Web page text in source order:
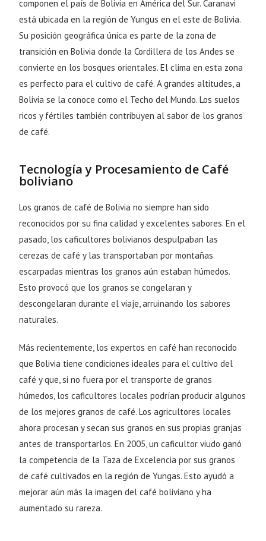
componen el país de Bolivia en América del Sur. Caranavi
está ubicada en la región de Yungus en el este de Bolivia.
Su posición geográfica única es parte de la zona de
transición en Bolivia donde la Cordillera de los Andes se
convierte en los bosques orientales. El clima en esta zona
es perfecto para el cultivo de café. A grandes altitudes, a
Bolivia se la conoce como el Techo del Mundo. Los suelos
ricos y fértiles también contribuyen al sabor de los granos
de café.
Tecnología y Procesamiento de Café
boliviano
Los granos de café de Bolivia no siempre han sido
reconocidos por su fina calidad y excelentes sabores. En el
pasado, los caficultores bolivianos despulpaban las
cerezas de café y las transportaban por montañas
escarpadas mientras los granos aún estaban húmedos.
Esto provocó que los granos se congelaran y
descongelaran durante el viaje, arruinando los sabores
naturales.
Más recientemente, los expertos en café han reconocido
que Bolivia tiene condiciones ideales para el cultivo del
café y que, si no fuera por el transporte de granos
húmedos, los caficultores locales podrían producir algunos
de los mejores granos de café. Los agricultores locales
ahora procesan y secan sus granos en sus propias granjas
antes de transportarlos. En 2005, un caficultor viudo ganó
la competencia de la Taza de Excelencia por sus granos
de café cultivados en la región de Yungas. Esto ayudó a
mejorar aún más la imagen del café boliviano y ha
aumentado su rareza.